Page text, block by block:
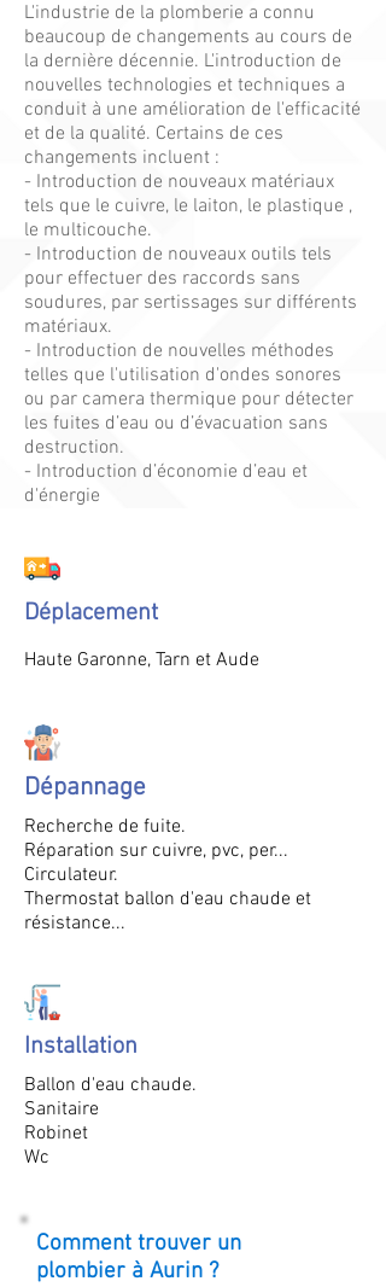
L'industrie de la plomberie a connu
beaucoup de changements au cours de
la dernière décennie. L'introduction de
nouvelles technologies et techniques a
conduit à une amélioration de l'efficacité
et de la qualité. Certains de ces
changements incluent :
- Introduction de nouveaux matériaux
tels que le cuivre, le laiton, le plastique ,
le multicouche.
- Introduction de nouveaux outils tels
pour effectuer des raccords sans
soudures, par sertissages sur différents
matériaux.
- Introduction de nouvelles méthodes
telles que l'utilisation d'ondes sonores
ou par camera thermique pour détecter
les fuites d’eau ou d’évacuation sans
destruction.
- Introduction d’économie d’eau et
d'énergie
Déplacement
Haute Garonne, Tarn et Aude
Dépannage
Recherche de fuite.
Réparation sur cuivre, pvc, per...
Circulateur.
Thermostat ballon d'eau chaude et
résistance...
Installation
Ballon d'eau chaude.
Sanitaire
Robinet
Wc
Comment trouver un
plombier à Aurin ?